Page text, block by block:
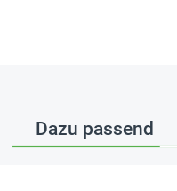
Dazu passend